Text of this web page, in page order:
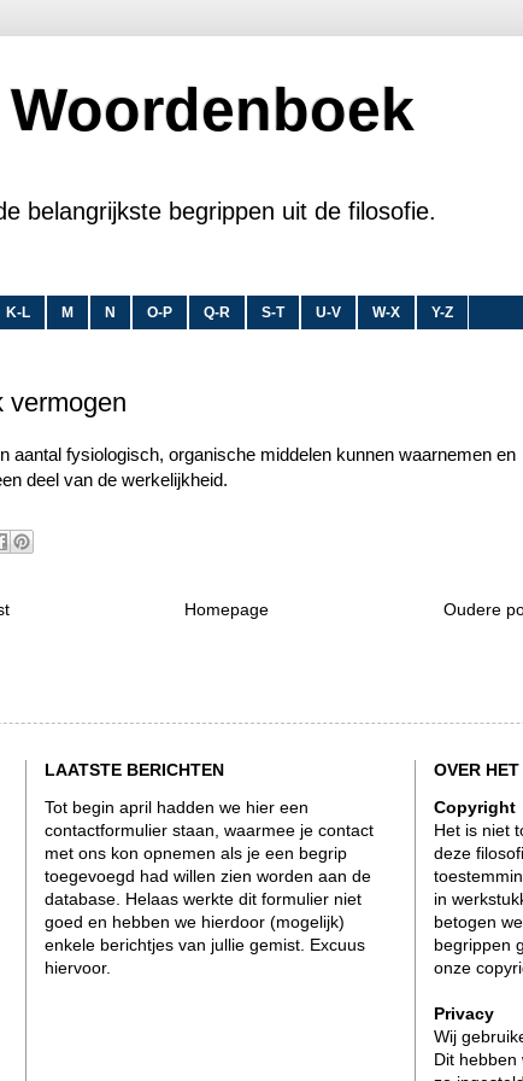
belangrijkste begrippen uit de filosofie.
K-L M N O-P Q-R S-T U-V W-X Y-Z
vermogen
aantal fysiologisch, organische middelen kunnen waarnemen en
deel van de werkelijkheid.
Oudere
Homepage
LAATSTE BERICHTEN
Tot begin april hadden we hier een
contactformulier staan, waarmee je contact
met ons kon opnemen als je een begrip
toegevoegd had willen zien worden aan de
database. Helaas werkte dit formulier niet
goed en hebben we hierdoor (mogelijk)
enkele berichtjes van jullie gemist. Excuus
hiervoor.
OVER
Copyright
Het is niet
deze
in
betogen
begrippen
onze
Privacy
Wij
Dit hebben